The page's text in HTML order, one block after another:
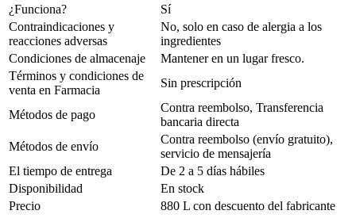
¿Funciona?
Sí
Contraindicaciones y
reacciones adversas
No, solo en caso de alergia a los
ingredientes
Condiciones de almacenaje
Mantener en un lugar fresco.
Términos y condiciones de
venta en Farmacia
Sin prescripción
Métodos de pago
Contra reembolso, Transferencia
bancaria directa
Métodos de envío
Contra reembolso (envío gratuito),
servicio de mensajería
El tiempo de entrega
De 2 a 5 días hábiles
Disponibilidad
En stock
Precio
880 L con descuento del fabricante